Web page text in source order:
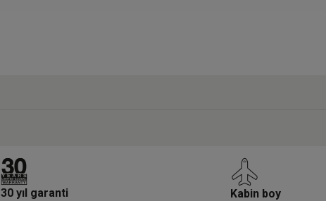
30 yıl garanti Kabin boy